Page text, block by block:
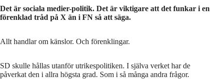
Det är sociala medier-politik. Det är viktigare att det funkar i en
förenklad tråd på X än i FN så att säga.
Allt handlar om känslor. Och förenklingar.
SD skulle hållas utanför utrikespolitiken. I själva verket har de
påverkat den i allra högsta grad. Som i så många andra frågor.